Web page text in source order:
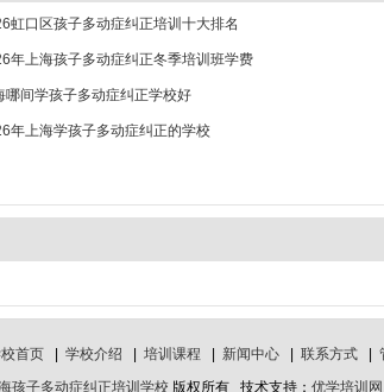
虹口区孩子多动症纠正培训十大排名
年上海孩子多动症纠正冬季培训班学费
哪间学孩子多动症纠正学校好
年上海学孩子多动症纠正的学校
首页 | 学校介绍 | 培训课程 | 新闻中心 | 联系方式 |
海孩子多动症纠正培训学校 版权所有 技术支持： 优学培训网